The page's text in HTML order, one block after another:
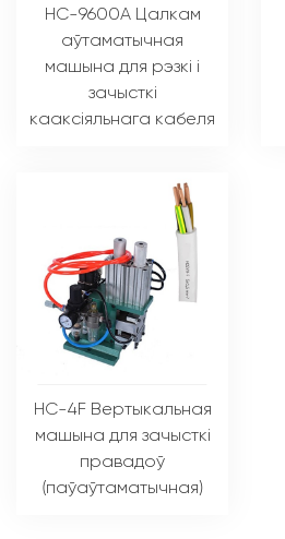
HC-9600A Цалкам
аўтаматычная
машына для рэзкі і
зачысткі
кааксіяльнага кабеля
HC-4F Вертыкальная
машына для зачысткі
правадоў
(паўаўтаматычная)